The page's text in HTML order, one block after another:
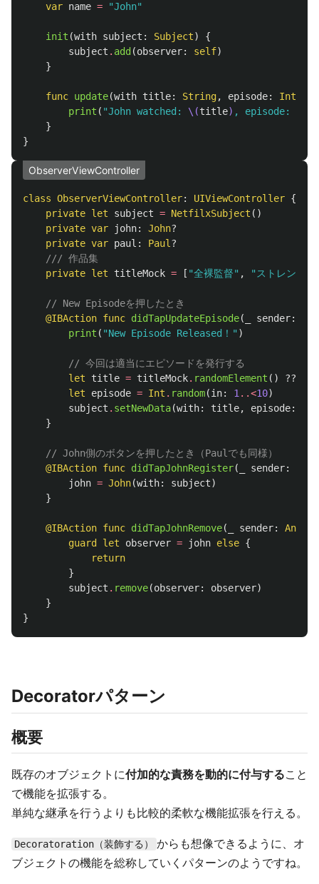
var name = "John"
init (with subject : Subject)
{
subject . add (observer: self)
}
func update(with title: String, episode: Int
print ( "John watched: \(title) , episode:
}
}
ObserverViewController
class ObserverViewController: UIViewController {
private let subject = NetfilxSubject ()
private var john: John?
private var paul : Paul ?
/// 作品集
private let titleMock = [ "全裸監督" , "ストレンジ
// New Episodeを押したとき
@IBAction func didTapUpdateEpisode( sender:
print ( "New Episode Released！" )
// 今回は適当にエピソードを発行する
let
title = titleMock. randomElement () ??
let
episode = Int . random(in: 1 ..<10)
subject . setNewData(with: title, episode:
}
// John側のボタンを押したとき（Paulでも同様）
@IBAction func didTapJohnRegister( sender:
john = John(with: subject)
}
@IBAction func didTapJohnRemove( sender: Any
guard
let observer = john else {
return
}
subject . remove(observer: observer)
}
}
Decoratorパターン
概要
既存のオブジェクトに付加的な責務を動的に付与すること
で機能を拡張する。
単純な継承を行うよりも比較的柔軟な機能拡張を行える。
Decoratoration（装飾する）
からも想像できるように、オ
ブジェクトの機能を総称していくパターンのようですね。